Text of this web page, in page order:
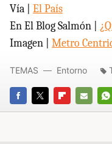
Vía | El País
En El Blog Salmón |
Imagen | Metro
FACEBOOK
TWITTERFLIPBOARD
E-
TEMAS Entorno